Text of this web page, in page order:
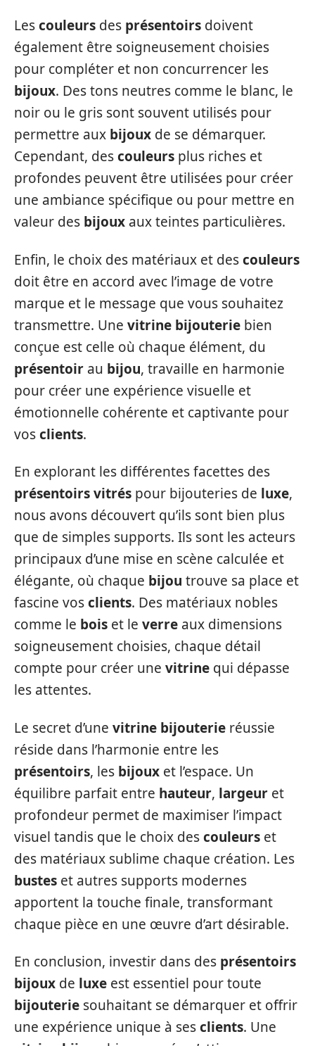
Lescouleurs des présentoirs doivent
également être soigneusement choisies
pour compléter et non concurrencer les
bijoux. Des tons neutres comme le blanc, le
noir ou le gris sont souvent utilisés pour
permettre aux bijoux de se démarquer.
Cependant, descouleurs plus riches et
profondes peuvent être utilisées pour créer
une ambiance spécifique ou pour mettre en
valeur des bijoux aux teintes particulières.
Enfin, le choix des matériaux et descouleurs
doit être en accord avec l’image de votre
marque et le message que vous souhaitez
transmettre. Une vitrine bijouterie bien
conçue est celle où chaque élément, du
présentoir au bijou, travaille en harmonie
pour créer une expérience visuelle et
émotionnelle cohérente et captivante pour
vosclients.
En explorant les différentes facettes des
présentoirs vitrés pour bijouteries de luxe,
nous avons découvert qu’ils sont bien plus
que de simples supports. Ils sont les acteurs
principaux d’une mise en scène calculée et
élégante, où chaque bijou trouve sa place et
fascine vosclients. Des matériaux nobles
comme le bois et le verre aux dimensions
soigneusement choisies, chaque détail
compte pour créer une vitrine qui dépasse
les attentes.
Le secret d’une vitrine bijouterie réussie
réside dans l’harmonie entre les
présentoirs, les bijoux et l’espace. Un
équilibre parfait entre hauteur, largeur et
profondeur permet de maximiser l’impact
visuel tandis que le choix descouleurs et
des matériaux sublime chaque création. Les
bustes et autres supports modernes
apportent la touche finale, transformant
chaque pièce en une œuvre d’art désirable.
En conclusion, investir dans des présentoirs
bijoux de luxe est essentiel pour toute
bijouterie souhaitant se démarquer et offrir
une expérience unique à sesclients. Une